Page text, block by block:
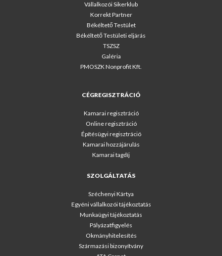
Vállalkozói Sikerklub
Korrekt Partner
Békéltető Testület
Békéltető Testületi eljárás
TSZSZ
Galéria
PMOSZK Nonprofit Kft.
CÉGREGISZTRÁCIÓ
Kamarai regisztráció
Online regisztráció
Építésügyi regisztráció
Kamarai hozzájárulás
Kamarai tagdíj
SZOLGÁLTATÁS
Széchenyi Kártya
Egyéni vállalkozói tájékoztatás
Munkaügyi tájékoztatás
Pályázatfigyelés
Okmányhitelesítés
Származási bizonyítvány